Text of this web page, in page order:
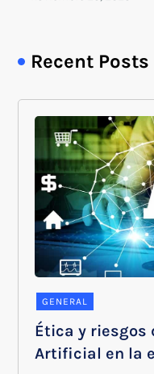
Recent Posts
GENERAL
Ética y riesgos
Artificial en la